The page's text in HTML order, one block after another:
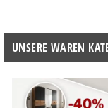
UNSERE WAREN